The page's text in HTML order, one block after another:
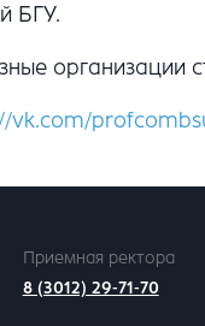
БГУ.
организации
vk.com/
Приемная ректора
8 (3012) 29-71-70